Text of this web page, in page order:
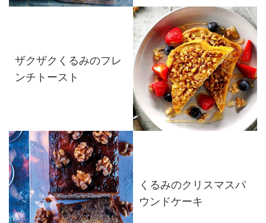
ザクザクくるみのフレ
ンチトースト
くるみのクリスマスパ
ウンドケーキ